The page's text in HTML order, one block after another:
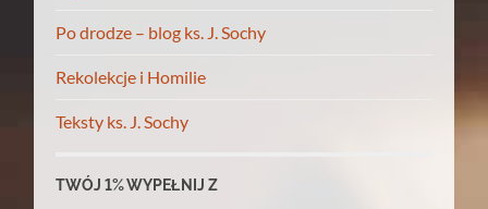
Po drodze – blog ks. J. Sochy
Rekolekcje i Homilie
Teksty ks. J. Sochy
TWÓJ 1% WYPEŁNIJ Z